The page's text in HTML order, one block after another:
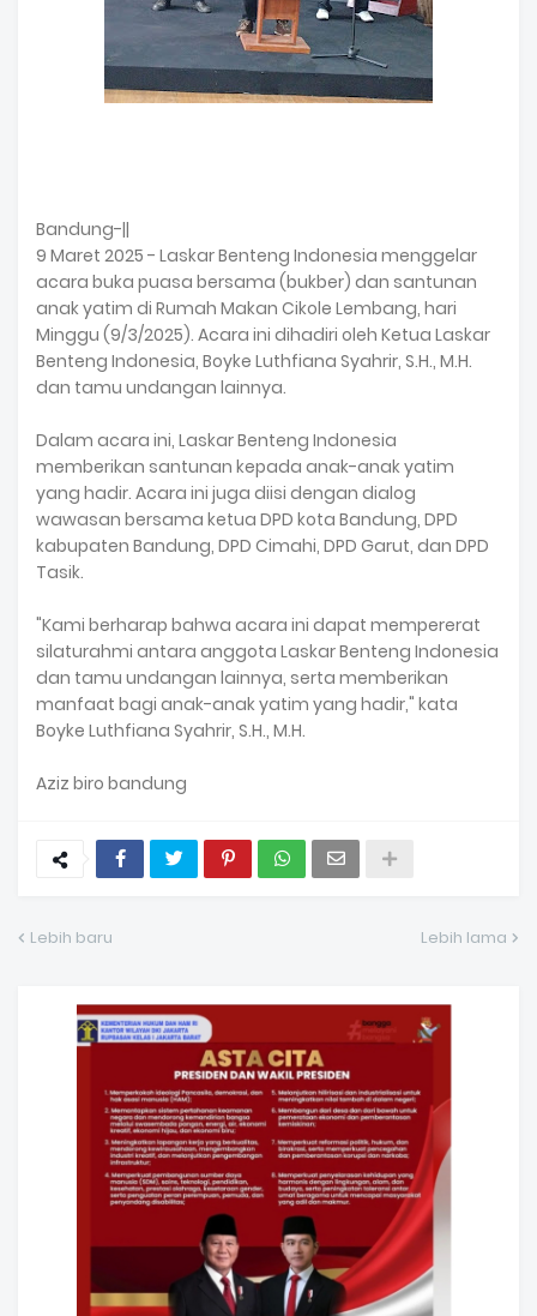
Bandung-||
9 Maret 2025 - Laskar Benteng Indonesia menggelar
acara buka puasa bersama (bukber) dan santunan
anak yatim di Rumah Makan Cikole Lembang, hari
Minggu (9/3/2025). Acara ini dihadiri oleh Ketua Laskar
Benteng Indonesia, Boyke Luthfiana Syahrir, S.H., M.H.
dan tamu undangan lainnya.
Dalam acara ini, Laskar Benteng Indonesia
memberikan santunan kepada anak-anak yatim
yang hadir. Acara ini juga diisi dengan dialog
wawasan bersama ketua DPD kota Bandung, DPD
kabupaten Bandung, DPD Cimahi, DPD Garut, dan DPD
Tasik.
"Kami berharap bahwa acara ini dapat mempererat
silaturahmi antara anggota Laskar Benteng Indonesia
dan tamu undangan lainnya, serta memberikan
manfaat bagi anak-anak yatim yang hadir," kata
Boyke Luthfiana Syahrir, S.H., M.H.
Aziz biro bandung
Lebih baru Lebih lama